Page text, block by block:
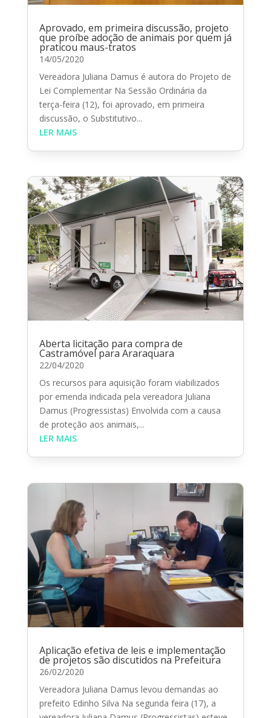
Aprovado, em primeira discussão, projeto
que proíbe adoção de animais por quem já
praticou maus-tratos
14/05/2020
Vereadora Juliana Damus é autora do Projeto de
Lei Complementar Na Sessão Ordinária da
terça-feira (12), foi aprovado, em primeira
discussão, o Substitutivo...
LER MAIS
Aberta licitação para compra de
Castramóvel para Araraquara
22/04/2020
Os recursos para aquisição foram viabilizados
por emenda indicada pela vereadora Juliana
Damus (Progressistas) Envolvida com a causa
de proteção aos animais,...
LER MAIS
Aplicação efetiva de leis e implementação
de projetos são discutidos na Prefeitura
26/02/2020
Vereadora Juliana Damus levou demandas ao
prefeito Edinho Silva Na segunda feira (17), a